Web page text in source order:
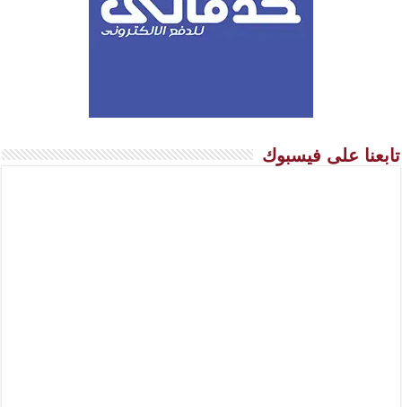
تابعنا على فيسبوك